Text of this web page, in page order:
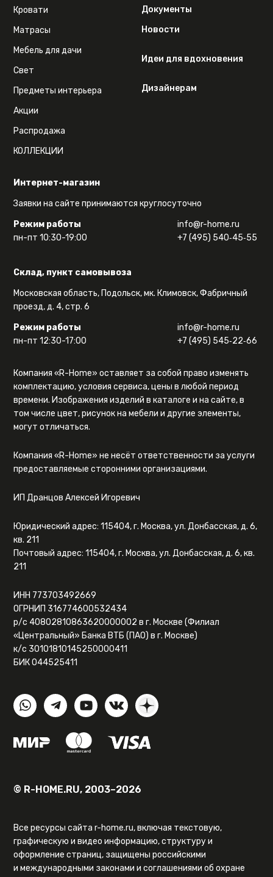
Интернет-магазин
Заявки на сайте принимаются круглосуточно
Режим работы
пн-пт 10:30-19:00
info@r-home.ru
+7 (495) 540‑45‑55
Склад, пункт самовывоза
Московская область, Подольск, мк. Климовск, Фабричный
проезд, д. 4, стр. 6
Режим работы
пн-пт 12:30-17:00
info@r-home.ru
+7 (495) 545‑22‑66
Кровати
Матрасы
Мебель для дачи
Свет
Предметы интерьера
Акции
Распродажа
КОЛЛЕКЦИИ
Документы
Новости
Идеи для вдохновения
Дизайнерам
Компания «R-Home» оставляет за собой право изменять
комплектацию, условия сервиса, цены в любой период
времени. Изображения изделий в каталоге и на сайте, в
том числе цвет, рисунок на мебели и другие элементы,
могут отличаться.
Компания «R-Home» не несёт ответственности за услуги
предоставляемые сторонними организациями.
ИП Дранцов Алексей Игоревич
Юридический адрес: 115404, г. Москва, ул. Донбасская, д. 6,
кв. 211
Почтовый адрес: 115404, г. Москва, ул. Донбасская, д. 6, кв.
211
ИНН 773703492669
ОГРНИП 316774600532434
р/с 40802810863620000002 в г. Москве (Филиал
«Центральный» Банка ВТБ (ПАО) в г. Москве)
к/с 30101810145250000411
БИК 044525411
© R-HOME.RU, 2003–2026
Все ресурсы сайта r-home.ru, включая текстовую,
графическую и видео информацию, структуру и
оформление страниц, защищены российскими
и международными законами и соглашениями об охране